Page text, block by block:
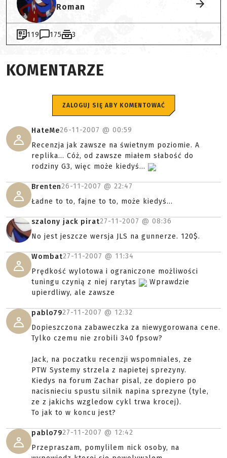
Roman
119 175 3
KOMENTARZE
ZALOGUJ SIĘ ABY KOMENTOWAĆ
HateMe26-11-2007 @ 00:59
Recenzja jak zawsze na świetnym poziomie. A
replika... Cóż, od zawsze miałem słabość do
rodziny G3, więc może kiedyś...
Brenten26-11-2007 @ 22:47
Ładne to to, fajne to to, może kiedyś...
szalony jack pirat27-11-2007 @ 08:36
No jest jeszcze wersja JLS na gunnerze. 120$.
Wombat27-11-2007 @ 11:34
Prędkość wylotowa i ograniczone możliwości
tuningu czynią z niej rarytas
Wprawdzie
upierdliwy, ale zawsze
pablo7927-11-2007 @ 12:32
Dopieszczona zabaweczka za niewygorowana cene.
Tylko czemu nie zrobili 340 fpsow?
Jack, na poczatku recenzji wspomniales, ze
PTW Systemy strzela z napietej sprezyny.
Kiedys na forum Zachar pisal, ze dopiero po
nacisnieciu spustu silnik napina sprezyne (tyle,
ze z jakichs wzgledow cykl trwa krocej).
To jak to w koncu jest?
pablo7927-11-2007 @ 12:42
Przepraszam, pomylilem nick osoby, na